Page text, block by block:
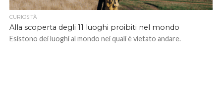
CURIOSITÀ
Alla scoperta degli 11 luoghi proibiti nel mondo
Esistono dei luoghi al mondo nei quali è vietato andare.